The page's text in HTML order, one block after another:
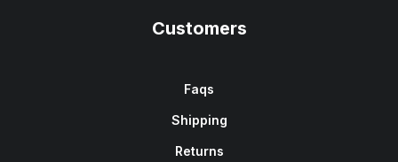
Customers
Faqs
Shipping
Returns